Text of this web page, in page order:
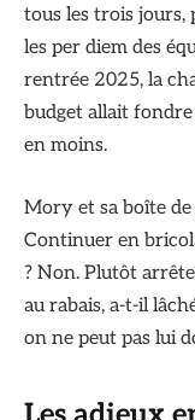
tous les trois jours,
les per diem des
rentrée 2025, la
budget allait fondre
en moins.
Mory et sa boîte
Continuer en
? Non. Plutôt
au rabais, a-t-il
on ne peut pas lui